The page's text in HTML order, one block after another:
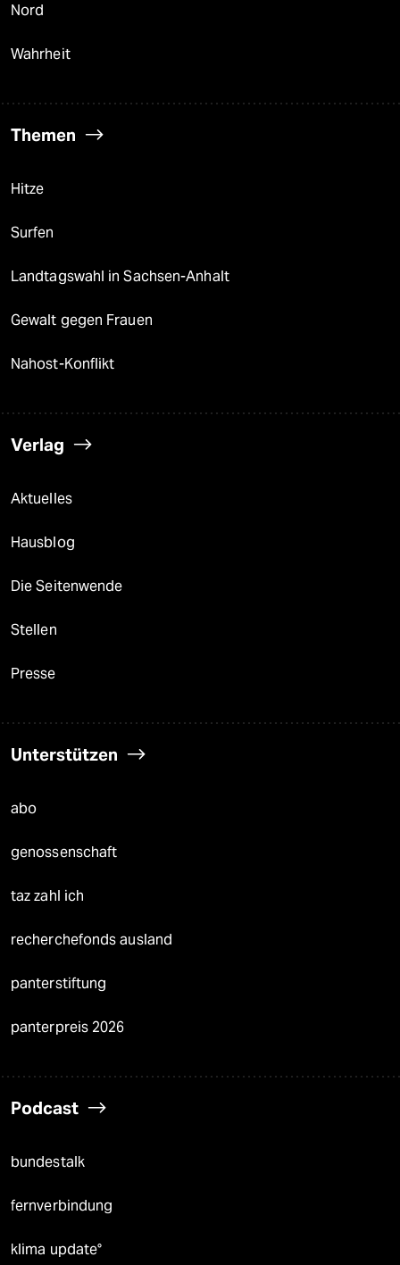
Nord
Wahrheit
Themen
Hitze
Surfen
Landtagswahl in Sachsen-Anhalt
Gewalt gegen Frauen
Nahost-Konflikt
Verlag
Aktuelles
Hausblog
Die Seitenwende
Stellen
Presse
Unterstützen
abo
genossenschaft
taz zahl ich
recherchefonds ausland
panterstiftung
panterpreis 2026
Podcast
bundestalk
fernverbindung
klima update°